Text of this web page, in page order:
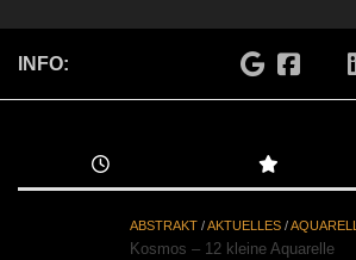
INFO:
ABSTRAKT /AKTUELLES /AQUARELL
Kosmos – 12 kleine Aquarelle